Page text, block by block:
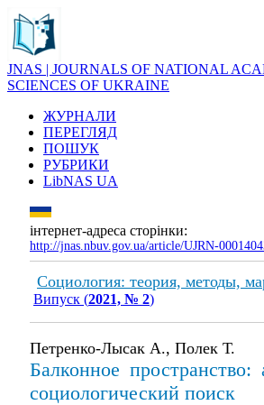
JNAS | JOURNALS OF NATIONAL
SCIENCES OF UKRAINE
ЖУРНАЛИ
ПЕРЕГЛЯД
ПОШУК
РУБРИКИ
LibNAS UA
інтернет-адреса сторінки:
http://jnas.nbuv.gov.ua/article/UJRN-
Социология: теория, методы,
Випуск (2021, № 2)
Петренко-Лысак А., Полек Т.
Балконное пространство:
социологический поиск